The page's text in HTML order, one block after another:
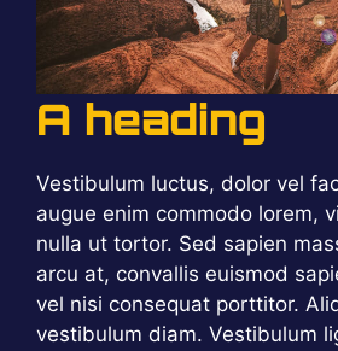
A heading
Vestibulum luctus, dolor vel
augue enim commodo lorem,
nulla ut tortor. Sed sapien
arcu at, convallis euismod
vel nisi consequat porttitor.
vestibulum diam. Vestibulum